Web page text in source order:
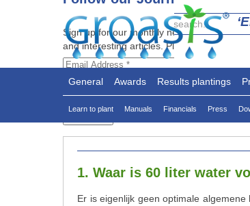
General Awards Results plantings
Learn to plant Manuals Financials Press
1. Waar is 60 liter water
Er is eigenlijk geen optimale